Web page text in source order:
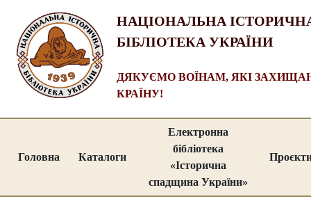
НАЦІОНАЛЬНА
БІБЛІОТЕКА УКРАЇНИ
ДЯКУЄМО ВОЇНАМ, ЯКІ
КРАЇНУ!
Головна Каталоги
Електронна
бібліотека
«Історична
спадщина України»